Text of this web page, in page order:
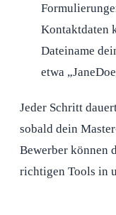
Kontaktdaten
Dateiname
etwa
Jeder Schritt
sobald dein
Bewerber können
richtigen Tools in